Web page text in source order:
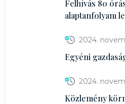
Felhívás 80
alaptanfolyam
2024.
Egyéni
2024.
Közlemény